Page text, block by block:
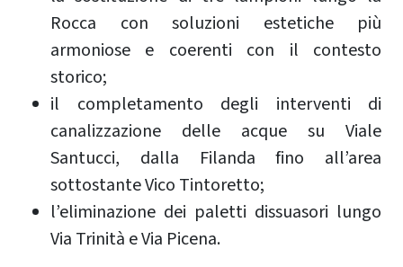
Rocca con soluzioni estetiche più
armoniose e coerenti con il contesto
storico;
il completamento degli interventi di
canalizzazione delle acque su Viale
Santucci, dalla Filanda fino all’area
sottostante Vico Tintoretto;
l’eliminazione dei paletti dissuasori lungo
Via Trinità e Via Picena.